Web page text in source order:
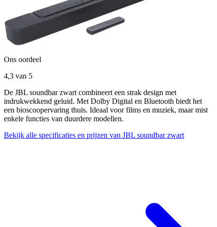
Ons oordeel
4,3 van 5
De JBL soundbar zwart combineert een strak design met
indrukwekkend geluid. Met Dolby Digital en Bluetooth biedt het
een bioscoopervaring thuis. Ideaal voor films en muziek, maar mist
enkele functies van duurdere modellen.
Bekijk alle specificaties en prijzen van JBL soundbar zwart